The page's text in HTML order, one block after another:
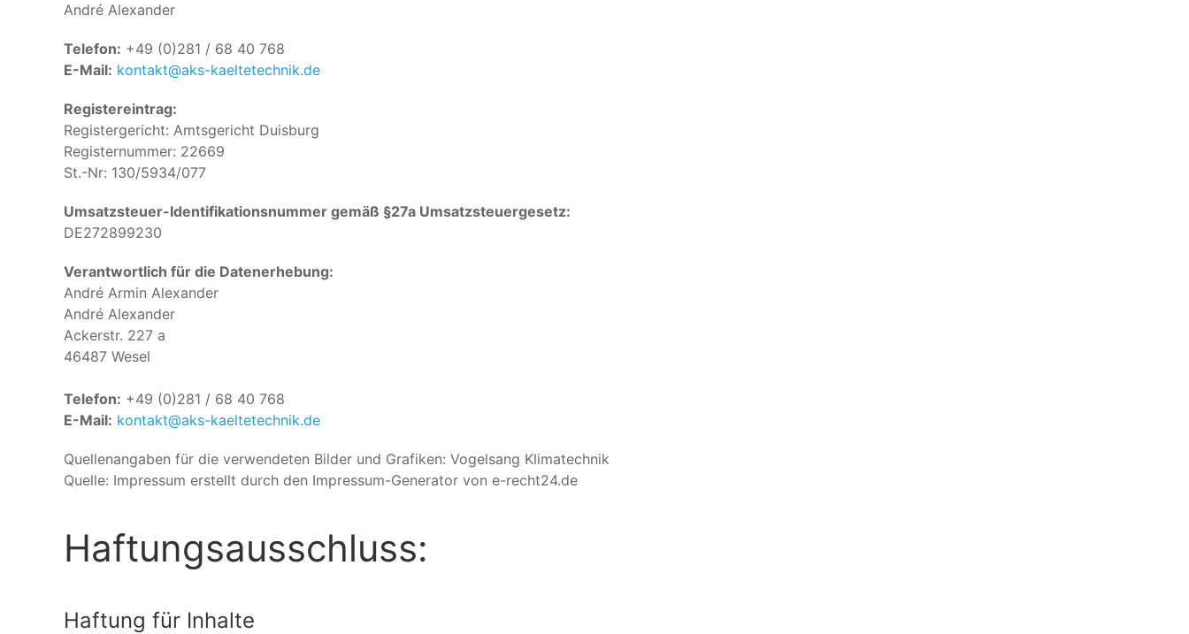
André Alexander
Telefon: +49 (0)281 / 68 40 768
E-Mail: kontakt@aks-kaeltetechnik.de
Registereintrag:
Registergericht: Amtsgericht Duisburg
Registernummer: 22669
St.-Nr: 130/5934/077
Umsatzsteuer-Identifikationsnummer gemäß §27a Umsatzsteuergesetz:
DE272899230
Verantwortlich für die Datenerhebung:
André Armin Alexander
André Alexander
Ackerstr. 227 a
46487 Wesel
Telefon: +49 (0)281 / 68 40 768
E-Mail: kontakt@aks-kaeltetechnik.de
Quellenangaben für die verwendeten Bilder und Grafiken: Vogelsang Klimatechnik
Quelle: Impressum erstellt durch den Impressum-Generator von e-recht24.de
Haftungsausschluss:
Haftung für Inhalte